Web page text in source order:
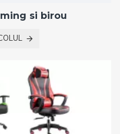
si birou